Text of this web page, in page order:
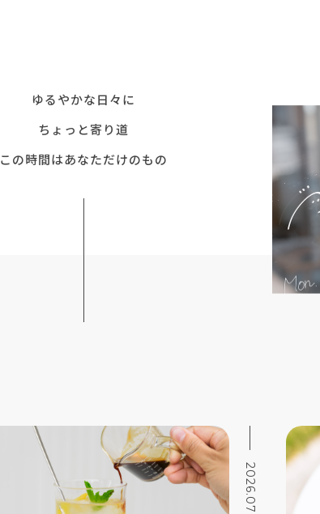
ゆるやかな日々に
ちょっと寄り道
この時間はあなただけのもの
2026.07